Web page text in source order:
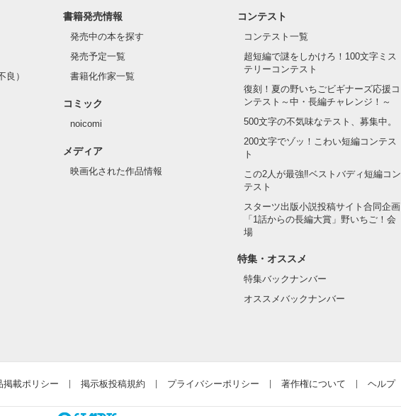
良）
書籍発売情報
発売中の本を探す
発売予定一覧
書籍化作家一覧
コミック
noicomi
メディア
映画化された作品情報
コンテスト
コンテスト一覧
超短編で謎をしかけろ！100文字ミス
テリーコンテスト
復刻！夏の野いちごビギナーズ応援コ
ンテスト～中・長編チャレンジ！～
500文字の不気味なテスト、募集中。
200文字でゾッ！こわい短編コンテス
ト
この2人が最強‼ベストバディ短編コン
テスト
スターツ出版小説投稿サイト合同企画
「1話からの長編大賞」野いちご！会
場
特集・オススメ
特集バックナンバー
オススメバックナンバー
掲載ポリシー 掲示板投稿規約 プライバシーポリシー 著作権について ヘルプ